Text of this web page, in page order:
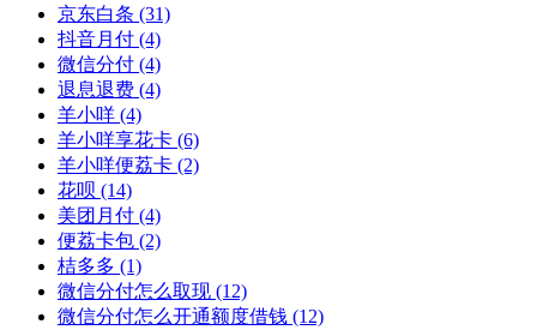
京东白条 (31)
抖音月付 (4)
微信分付 (4)
退息退费 (4)
羊小咩 (4)
羊小咩享花卡 (6)
羊小咩便荔卡 (2)
花呗 (14)
美团月付 (4)
便荔卡包 (2)
桔多多 (1)
微信分付怎么取现 (12)
微信分付怎么开通额度借钱 (12)